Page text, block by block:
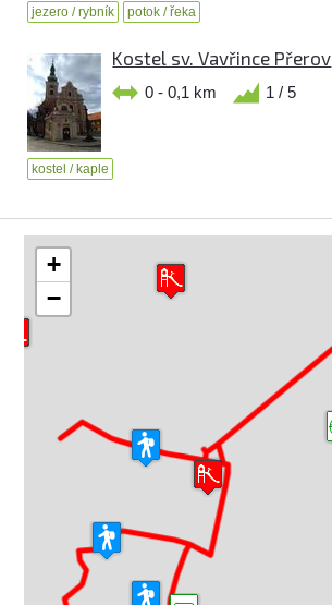
jezero / rybník potok / řeka
Kostel sv. Vavřince Přerov
0 - 0,1 km 1 / 5
kostel / kaple
+
−